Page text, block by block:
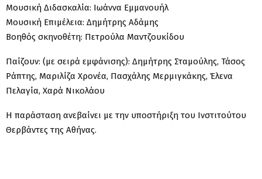
Μουσική Διδασκαλία: Ιωάννα Εμμανουήλ
Μουσική Επιμέλεια: Δημήτρης Αδάμης
Boηθός σκηνοθέτη: Πετρούλα Μαντζουκίδου
Παίζουν: (με σειρά εμφάνισης): Δημήτρης Σταμούλης, Τάσος
Ράπτης, Μαριλίζα Χρονέα, Πασχάλης Μερμιγκάκης, Έλενα
Πελαγία, Χαρά Νικολάου
Η παράσταση ανεβαίνει με την υποστήριξη του Ινστιτούτου
Θερβάντες της Αθήνας.